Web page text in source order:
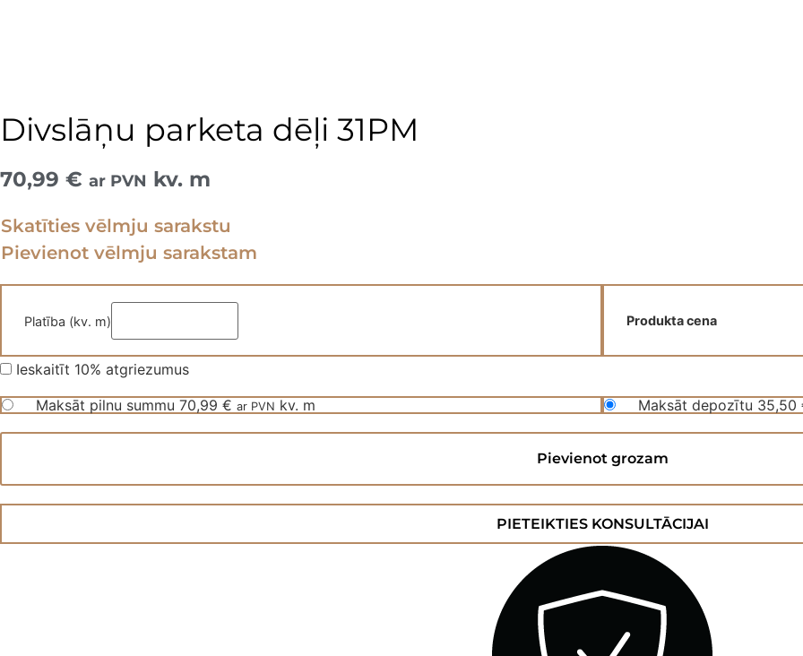
Divslāņu parketa dēļi 31PM
70,99 € ar PVN kv. m
Skatīties vēlmju sarakstu
Pievienot vēlmju sarakstam
Platība (kv. m) Produkta cena
Ieskaitīt 10% atgriezumus
Maksāt pilnu summu 70,99 € ar PVN kv. m Maksāt depozītu 35,50
Divslāņu
31PM
Pievienot grozam
PIETEIKTIES KONSULTĀCIJAI